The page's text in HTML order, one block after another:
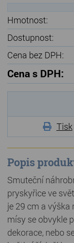
Gabiony,
Údržba a
Hmotnost:
Dostupnost:
Cena bez DPH:
Cena s DPH:
Tisk
Popis
Smuteční
pryskyřice ve
je 29 cm a
mísy se obvykle
dekorace, nebo